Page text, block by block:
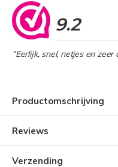
9.2
“Eerlijk, snel, netjes en zeer
Productomschrijving
Reviews
Verzending